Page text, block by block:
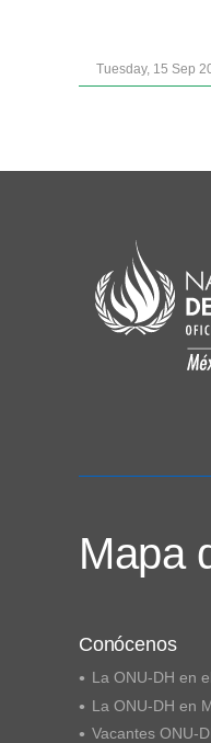
Tuesday, 15 Sep
Mapa
Conócenos
La ONU-DH en
La ONU-DH en
Vacantes ONU-